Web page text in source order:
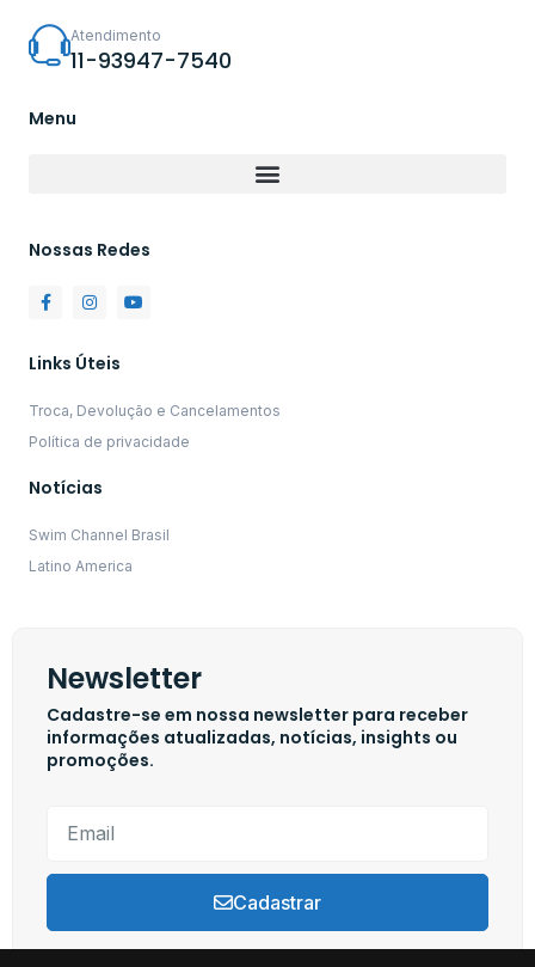
Atendimento
11-93947-7540
Menu
Nossas Redes
Links Úteis
Troca, Devolução e Cancelamentos
Política de privacidade
Notícias
Swim Channel Brasil
Latino America
Newsletter
Cadastre-se em nossa newsletter para receber
informações atualizadas, notícias, insights ou
promoções.
Cadastrar